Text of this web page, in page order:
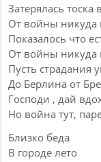
Затерялась тоска
От войны никуда
Показалось что
От войны никуда
Пусть страдания
До Берлина от
Господи , дай
Но война тут,
Близко беда
В городе лето